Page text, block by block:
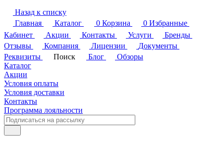
Назад к списку
Главная
Каталог 0 Корзина 0 Избранные
Кабинет
Акции Контакты Услуги
Бренды
Отзывы
Компания Лицензии
Документы
Реквизиты
Поиск Блог
Обзоры
Каталог
Акции
Условия оплаты
Условия доставки
Контакты
Программа лояльности